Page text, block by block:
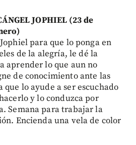
JOPHIEL (23 de
para que lo ponga en
de la alegría, le dé la
aprender lo que aun no
de conocimiento ante las
que lo ayude a ser escuchado
y lo conduzca por
Semana para trabajar la
Encienda una vela de color